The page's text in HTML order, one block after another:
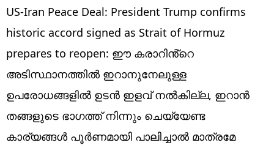
Lifestyle
world
Technology
Religion
Web Story
US-Iran Peace Deal: President Trump confirms
historic accord signed as Strait of Hormuz
prepares to reopen: ഈ കരാറിൻ്റെ
അടിസ്ഥാനത്തിൽ ഇറാനുനേലുള്ള
ഉപരോധങ്ങളിൽ ഉടൻ ഇളവ് നൽകില്ല, ഇറാൻ
തങ്ങളുടെ ഭാഗത്ത് നിന്നും ചെയ്യേണ്ട
കാര്യങ്ങൾ പൂർണമായി പാലിച്ചാൽ മാത്രമേ